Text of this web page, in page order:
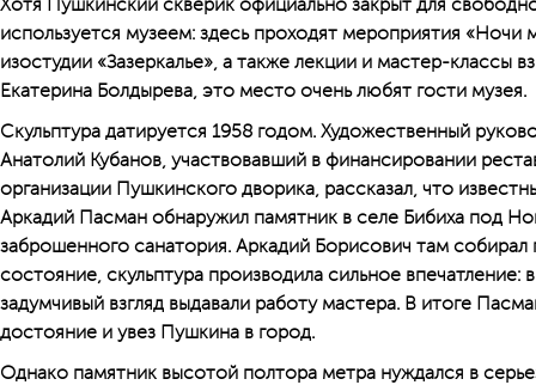
Хотя Пушкинский скверик официально закрыт для
используется музеем: здесь проходят мероприятия «Ночи
изостудии «Зазеркалье», а также лекции и мастер-классы
Екатерина Болдырева, это место очень любят гости музея.
Скульптура датируется 1958 годом. Художественный
Анатолий Кубанов, участвовавший в финансировании
организации Пушкинского дворика, рассказал, что
Аркадий Пасман обнаружил памятник в селе Бибиха под
заброшенного санатория. Аркадий Борисович там
состояние, скульптура производила сильное впечатление:
задумчивый взгляд выдавали работу мастера. В итоге
достояние и увез Пушкина в город.
Однако памятник высотой полтора метра нуждался в